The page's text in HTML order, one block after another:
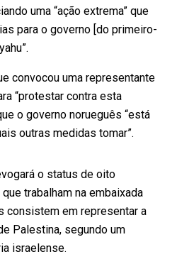
uma “ação extrema” que
para o governo [do primeiro-
convocou uma representante
“protestar contra esta
o governo norueguês “está
outras medidas tomar”.
o status de oito
trabalham na embaixada
consistem em representar a
Palestina, segundo um
israelense.